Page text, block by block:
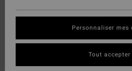
Personnaliser mes
Tout accepter